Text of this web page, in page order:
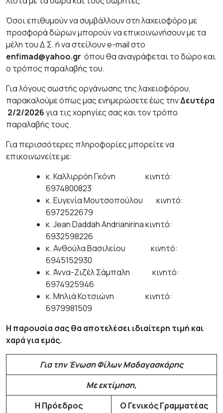
Όσοι επιθυμούν να συμβάλλουν στη λαχειοφόρο με
προσφορά δώρων μπορούν να επικοινωνήσουν με τα
μέλη του Δ.Σ. ή να στείλουν e-mail στο
enfimad@yahoo.gr όπου θα αναγράφεται το δώρο και
ο τρόπος παραλαβής του.
Για λόγους σωστής οργάνωσης της λαχειοφόρου,
παρακαλούμε όπως μας ενημερώσετε έως τηνΔευτέρα
2/2/2026για τις χορηγίες σας και τον τρόπο
παραλαβής τους.
Για περισσότερες πληροφορίες μπορείτε να
επικοινωνείτε με:
κ. Καλλιρρόη Γκόνη κινητό:
6974800823
κ. Ευγενία Μουτσοπούλου κινητό:
6972522679
κ. Jean Daddah Andrianirina κινητό:
6932598226
κ. Ανθούλα Βασιλείου κινητό:
6945152930
κ. Άννα-Ζιζέλ Σάμπαλη κινητό:
6974925946
κ. Μηλιά Κοτσιώνη κινητό:
6979981509
Η παρουσία σας θα αποτελέσει ιδιαίτερη τιμή και
χαρά για εμάς.
Για την Ένωση Φίλων Μαδαγασκάρης
Με εκτίμηση,
Η Πρόεδρος
Ο Γενικός Γραμματέας